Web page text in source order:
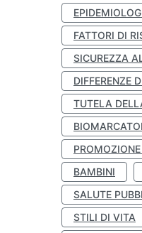
FATTORI DI
SICUREZZA
DIFFERENZE
TUTELA
BAMBINI
SALUTE
STILI DI VITA